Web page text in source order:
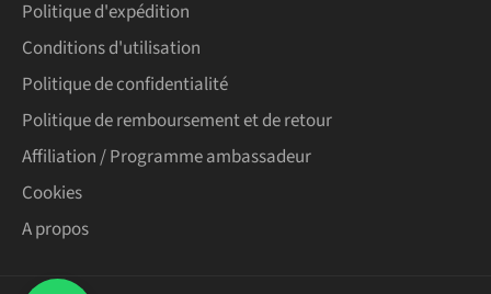
Politique d'expédition
Conditions d'utilisation
Politique de confidentialité
Politique de remboursement et de retour
Affiliation / Programme ambassadeur
Cookies
A propos